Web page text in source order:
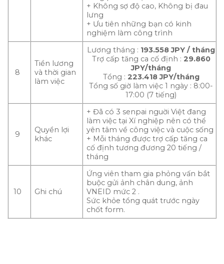
+ Không sợ độ cao, Không bị đau
lưng
+ Ưu tiên những bạn có kinh
nghiệm làm công trình
8
Tiền lương
và thời gian
làm việc
Lương tháng : 193.558 JPY / tháng
Trợ cấp tăng ca cố định : 29.860
JPY/tháng
Tổng : 223.418 JPY/tháng
Tổng số giờ làm việc 1 ngày : 8:00-
17:00 (7 tiếng)
9
Quyền lợi
khác
+ Đã có 3 senpai nguời Việt đang
làm việc tại Xí nghiệp nên có thể
yên tâm về công việc và cuộc sống
+ Mỗi tháng được trợ cấp tăng ca
cố định tương đương 20 tiếng /
tháng
10 Ghi chú
Ứng viên tham gia phỏng vấn bắt
buộc gửi ảnh chân dung, ảnh
VNEID mức 2 .
Sức khỏe tổng quát trước ngày
chốt form.